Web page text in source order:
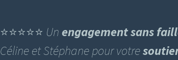
⭐️⭐️⭐️⭐️⭐️ Unengagement sans
Céline et Stéphane pour votre